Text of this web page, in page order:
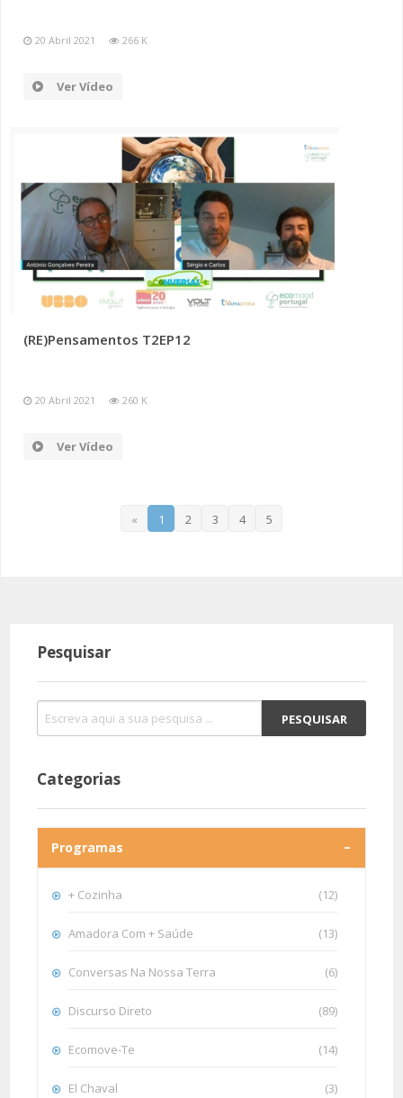
20 Abril 2021 266 K
Ver Vídeo
(RE)Pensamentos T2EP12
20 Abril 2021 260 K
Ver Vídeo
« 1 2 3 4 5
Pesquisar
Categorias
Programas
+ Cozinha (12)
Amadora Com + Saúde (13)
Conversas Na Nossa Terra (6)
Discurso Direto (89)
Ecomove-Te (14)
El Chaval (3)